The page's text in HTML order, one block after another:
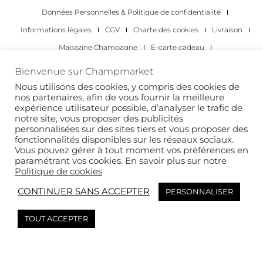
Données Personnelles & Politique de confidentialité
Informations légales
CGV Charte des cookies
Livraison
Magazine Champagne
E-carte cadeau
Les occasions pour déguster du champagne
Pour les particuliers
Pour les entreprises
Copyright 2022 © tous droits réservés. Champmarket.
Bienvenue sur Champmarket
Nous utilisons des cookies, y compris des cookies de
nos partenaires, afin de vous fournir la meilleure
expérience utilisateur possible, d’analyser le trafic de
notre site, vous proposer des publicités
personnalisées sur des sites tiers et vous proposer des
fonctionnalités disponibles sur les réseaux sociaux.
Vous pouvez gérer à tout moment vos préférences en
paramétrant vos cookies. En savoir plus sur notre
Politique de cookies
CONTINUER SANS ACCEPTER
PERSONNALISER
TOUT ACCEPTER